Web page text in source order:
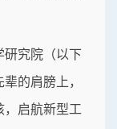
研究院（以下
的肩膀上，
，启航新型工